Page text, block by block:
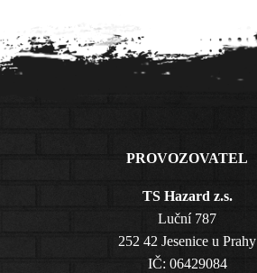
PROVOZOVATEL
TS Hazard z.s.
Luční 787
252 42 Jesenice u Prahy
IČ: 06429084